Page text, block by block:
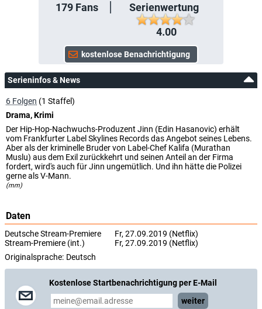
179Fans
Serienwertung
4.00
Serieninfos & News
6 Folgen (1 Staffel)
Drama, Krimi
Der Hip-Hop-Nachwuchs-Produzent Jinn (Edin Hasanovic) erhält
vom Frankfurter Label Skylines Records das Angebot seines Lebens.
Aber als der kriminelle Bruder von Label-Chef Kalifa (Murathan
Muslu) aus dem Exil zurückkehrt und seinen Anteil an der Firma
fordert, wird's auch für Jinn ungemütlich. Und ihn hätte die Polizei
gerne als V-Mann.
(mm)
Daten
Deutsche Stream-Premiere
Fr, 27.09.2019 (Netflix)
Stream-Premiere (int.)
Fr, 27.09.2019 (Netflix)
Originalsprache: Deutsch
Kostenlose Startbenachrichtigung per E-Mail
weiter